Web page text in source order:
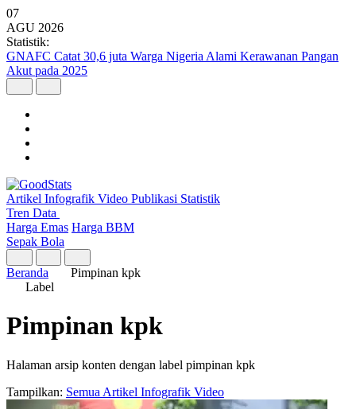
07
AGU 2026
Statistik:
GNAFC Catat 30,6 juta Warga Nigeria Alami Kerawanan Pangan
Akut pada 2025
Artikel Infografik Video Publikasi Statistik
Tren Data
Harga Emas Harga BBM
Sepak Bola
Beranda
Pimpinan kpk
Label
Pimpinan kpk
Halaman arsip konten dengan label pimpinan kpk
Tampilkan: Semua Artikel Infografik Video